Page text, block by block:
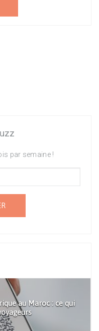
par semaine !
au Maroc : ce qui